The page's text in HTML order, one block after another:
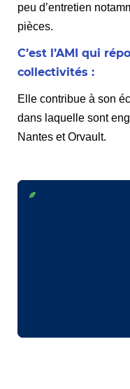
peu d’entretien
pièces.
C’est l’AMI qui
collectivités :
Elle contribue à son
dans laquelle sont
Nantes et Orvault.